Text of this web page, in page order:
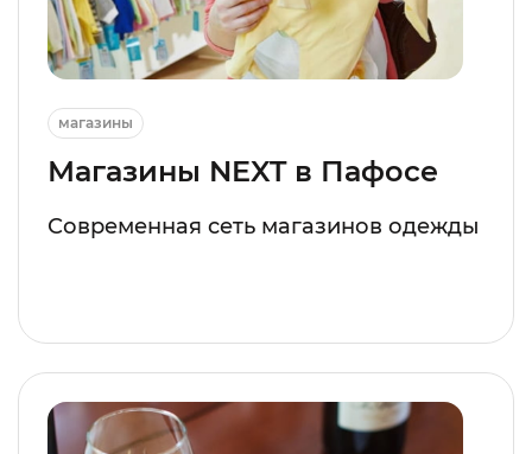
магазины
Магазины NEXT в Пафосе
Современная сеть магазинов одежды